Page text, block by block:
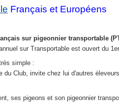
Français et Européens
sur pigeonnier transportable
sur Transportable est ouvert du
simple :
du Club, invite chez lui d'autres
ses pigeons et son pigeonnier